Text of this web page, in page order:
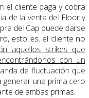
el cliente paga y cobra
de la venta del Floor y
del Cap puede darse
esto es, el cliente no
aquellos strikes que
con un
de fluctuación que
una prima cero
de ambas primas.